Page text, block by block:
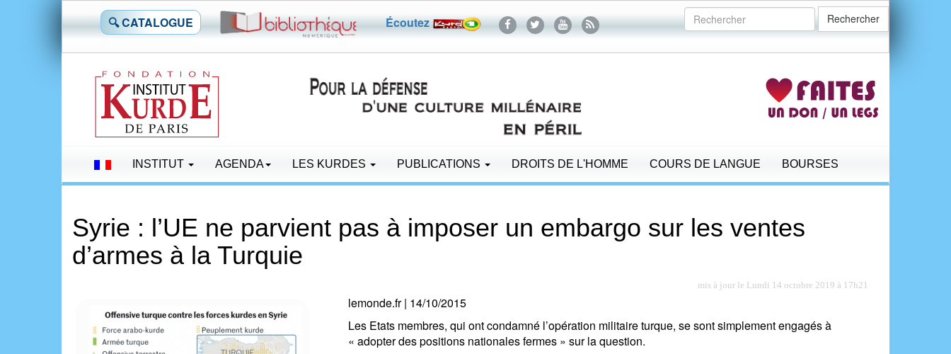
🔍 CATALOGUE Écoutez Rechercher
INSTITUT AGENDA LES KURDES PUBLICATIONS DROITS DE L'HOMME COURS DE LANGUE BOURSES
Syrie : l’UE ne parvient pas à imposer un embargo sur les ventes
d’armes à la Turquie
mis à jour le Lundi 14 octobre 2019 à 17h21
lemonde.fr | 14/10/2015
Les Etats membres, qui ont condamné l’opération militaire turque, se sont simplement engagés à
« adopter des positions nationales fermes » sur la question.